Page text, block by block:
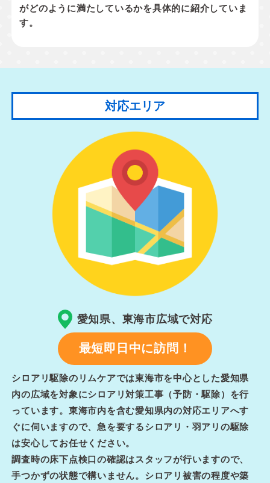
がどのように満たしているかを具体的に紹介していま
す。
対応エリア
愛知県、東海市広域で対応
最短即日中に訪問！
シロアリ駆除のリムケアでは東海市を中心とした愛知県
内の広域を対象にシロアリ対策工事（予防・駆除）を行
っています。東海市内を含む愛知県内の対応エリアへす
ぐに伺いますので、急を要するシロアリ・羽アリの駆除
は安心してお任せください。
調査時の床下点検口の確認はスタッフが行いますので、
手つかずの状態で構いません。シロアリ被害の程度や築